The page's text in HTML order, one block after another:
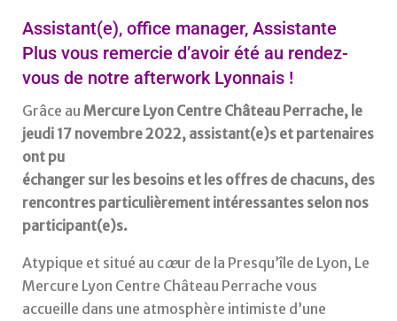
Assistant(e), office manager, Assistante
Plus vous remercie d’avoir été au rendez-
vous de notre afterwork Lyonnais !
Grâce au Mercure Lyon Centre Château Perrache, le
jeudi 17 novembre 2022, assistant(e)s et partenaires
ont pu
échanger sur les besoins et les offres de chacuns, des
rencontres particulièrement intéressantes selon nos
participant(e)s.
Atypique et situé au cœur de la Presqu’île de Lyon, Le
Mercure Lyon Centre Château Perrache vous
accueille dans une atmosphère intimiste d’une